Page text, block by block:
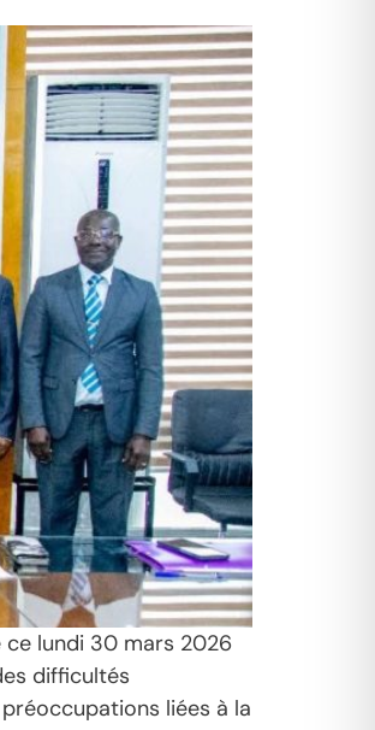
ce lundi 30 mars 2026
difficultés
liées à la